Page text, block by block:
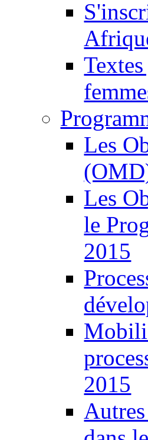
Les
Les
le
2015
2015